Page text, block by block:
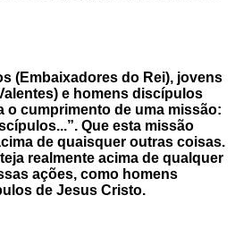
(Embaixadores do Rei), jovens
e homens discípulos
o cumprimento de uma missão:
Que esta missão
de quaisquer outras coisas.
realmente acima de qualquer
ações, como homens
de Jesus Cristo.